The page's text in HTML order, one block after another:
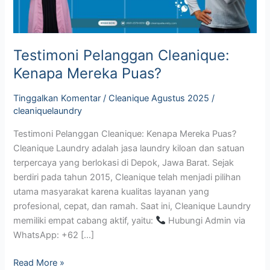
Testimoni Pelanggan Cleanique:
Kenapa Mereka Puas?
Tinggalkan Komentar / Cleanique Agustus 2025 /
cleaniquelaundry
Testimoni Pelanggan Cleanique: Kenapa Mereka Puas?
Cleanique Laundry adalah jasa laundry kiloan dan satuan
terpercaya yang berlokasi di Depok, Jawa Barat. Sejak
berdiri pada tahun 2015, Cleanique telah menjadi pilihan
utama masyarakat karena kualitas layanan yang
profesional, cepat, dan ramah. Saat ini, Cleanique Laundry
memiliki empat cabang aktif, yaitu:
Hubungi Admin via
WhatsApp: +62 […]
Read More »